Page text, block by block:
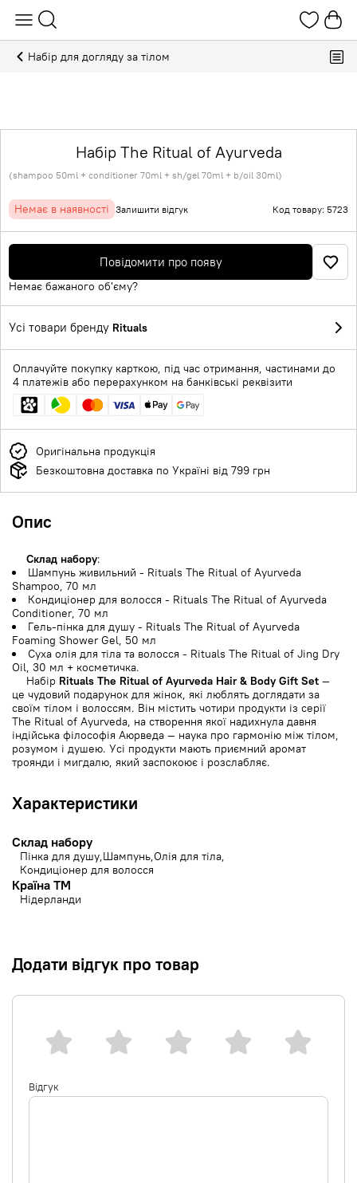
Набір для догляду за тілом
Набір The Ritual of Ayurveda
(shampoo 50ml + сonditioner 70ml + sh/gel 70ml + b/oil 30ml)
Немає в наявності Залишити відгук Код товару: 5723
Повідомити про появу
Немає бажаного об'єму?
Усі товари бренду Rituals
Оплачуйте покупку карткою, під час отримання, частинами до
4 платежів або перерахунком на банківські реквізити
Оригінальна продукція
Безкоштовна доставка по Україні від 799 грн
Опис
Склад набору:
Шампунь живильний - Rituals The Ritual of Ayurveda
Shampoo, 70 мл
Кондиціонер для волосся - Rituals The Ritual of Ayurveda
Conditioner, 70 мл
Гель-пінка для душу - Rituals The Ritual of Ayurveda
Foaming Shower Gel, 50 мл
Суха олія для тіла та волосся - Rituals The Ritual of Jing Dry
Oil, 30 мл + косметичка.
Набір Rituals The Ritual of Ayurveda Hair & Body Gift Set —
це чудовий подарунок для жінок, які люблять доглядати за
своїм тілом і волоссям. Він містить чотири продукти із серії
The Ritual of Ayurveda, на створення якої надихнула давня
індійська філософія Аюрведа — наука про гармонію між тілом,
розумом і душею. Усі продукти мають приємний аромат
троянди і мигдалю, який заспокоює і розслабляє.
Характеристики
Склад набору
Пінка для душу Шампунь Олія для тіла
Кондиціонер для волосся
Країна ТМ
Нідерланди
Додати відгук про товар
Відгук